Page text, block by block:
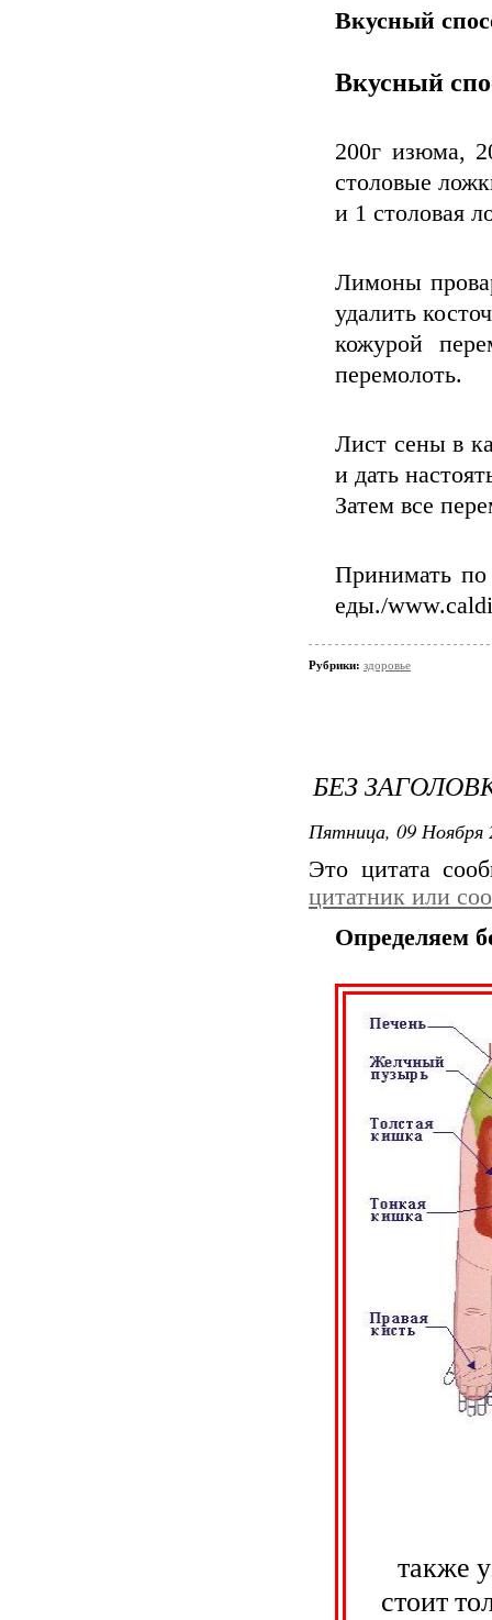
Вкусный
Вкусный
200г изюма,
столовые
и 1 столовая
Лимоны
удалить
кожурой
перемолоть.
Лист сены в
и дать
Затем все
Принимать по
еды./
Рубрики: здоровье
БЕЗ
Пятница, 09 Ноября
Это цитата
цитатник или
Определяем
также
стоит